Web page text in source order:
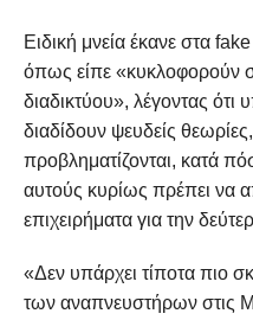
Ειδική μνεία έκανε στα
όπως είπε «κυκλοφορούν
διαδικτύου», λέγοντας
διαδίδουν ψευδείς
προβληματίζονται, κατά
αυτούς κυρίως πρέπει να
επιχειρήματα για την
«Δεν υπάρχει τίποτα πιο
των αναπνευστήρων στις